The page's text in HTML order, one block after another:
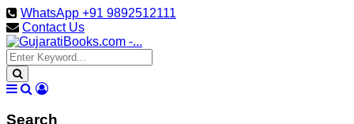
WhatsApp +91 9892512111
Contact Us
Search